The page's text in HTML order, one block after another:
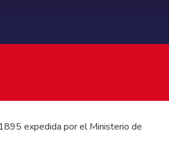
expedida por el Ministerio de